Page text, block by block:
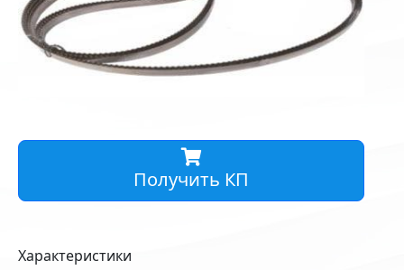
Получить КП
Характеристики